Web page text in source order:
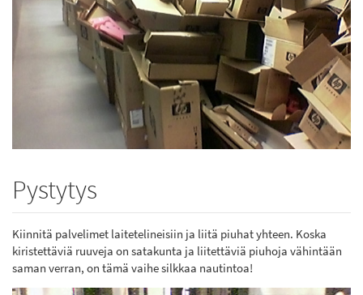
Pystytys
Kiinnitä palvelimet laitetelineisiin ja liitä piuhat yhteen. Koska
kiristettäviä ruuveja on satakunta ja liitettäviä piuhoja vähintään
saman verran, on tämä vaihe silkkaa nautintoa!